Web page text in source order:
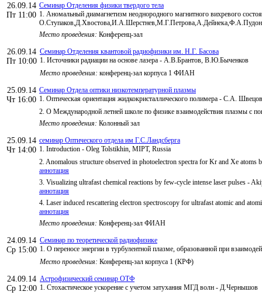
26.09.14
Пт 11:00
Семинар Отделения физики твердого тела
1. Аномальный диамагнетизм неоднородного магнитного вихревого
Место проведения: Конференц-зал
26.09.14
Пт 10:00
Семинар Отделения квантовой радиофизики им. Н.Г. Басова
1. Источники радиации на основе лазера - А.В.Брантов, В.Ю.Быченков
Место проведения: конференц-зал корпуса 1 ФИАН
25.09.14
Чт 16:00
Семинар Отдела оптики низкотемпературной плазмы
1. Оптическая ориентация жидкокристаллического полимера - С.А. Швецов
2. О Международной летней школе по физике взаимодействия плазмы с
Место проведения: Колонный зал
25.09.14
Чт 14:00
семинар Оптического отдела им Г.С.Ландсберга
1. Introduction - Oleg Tolstikhin, MIPT, Russia
2. Anomalous structure observed in photoelectron spectra for Kr and Xe
аннотация
3. Visualizing ultrafast chemical reactions by few-cycle intense laser pulses -
аннотация
4. Laser induced rescattering electron spectroscopy for ultrafast atomic and
аннотация
Место проведения: Конференц-зал ФИАН
24.09.14
Ср 15:00
Семинар по теоретической радиофизике
1. О переносе энергии в турбулентной плазме, образованной при
Место проведения: Конференц-зал корпуса 1 (КРФ)
24.09.14
Ср 12:00
Астрофизический семинар ОТФ
1. Стохастическое ускорение с учетом затухания МГД волн - Д.Чернышов